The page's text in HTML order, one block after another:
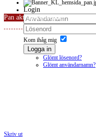
Login
Kom ihåg mig
Logga in
Glömt lösenord?
Glömt användarnamn?
Pan aktivitetskalender
Skriv ut